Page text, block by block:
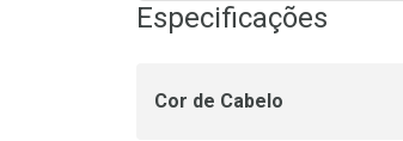
Especificações
Cor de Cabelo